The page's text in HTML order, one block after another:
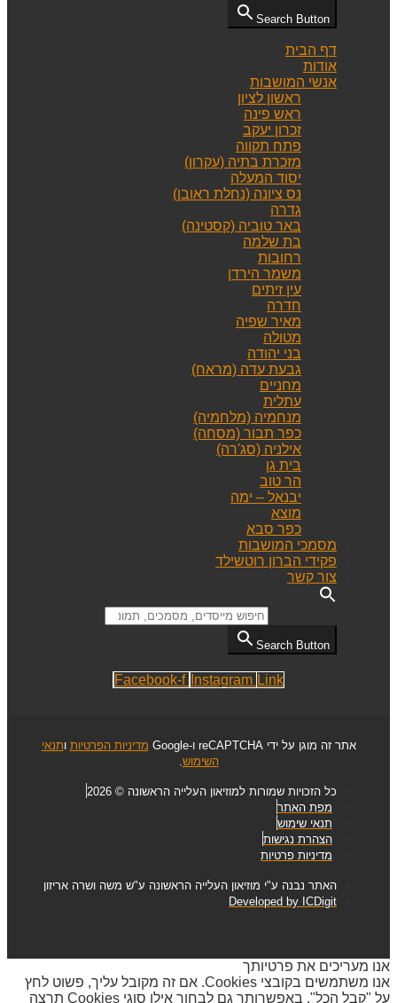
Search Button
דף הבית
אודות
אנשי המושבות
ראשון לציון
ראש פינה
זכרון יעקב
פתח תקווה
מזכרת בתיה (עקרון)
יסוד המעלה
נס ציונה (נחלת ראובן)
גדרה
באר טוביה (קסטינה)
בת שלמה
רחובות
משמר הירדן
עין זיתים
חדרה
מאיר שפיה
מטולה
בני יהודה
גבעת עדה (מראח)
מחניים
עתלית
מנחמיה (מלחמיה)
כפר תבור (מסחה)
אילניה (סג'רה)
בית גן
הר טוב
יבנאל – ימה
מוצא
כפר סבא
מסמכי המושבות
פקידי הברון רוטשילד
צור קשר
Search Button
Facebook-f Instagram Link
אתר זה מוגן על ידי reCAPTCHA ו-Google מדיניות הפרטיות ותנאי
השימוש
כל הזכויות שמורות למוזיאון העלייה הראשונה © 2026
מפת האתר
תנאי שימוש
הצהרת נגישות
מדיניות פרטיות
האתר נבנה ע"י מוזיאון העלייה הראשונה ע"ש משה ושרה אריזון
Developed by ICDigit
אנו מעריכים את פרטיותך
אנו משתמשים בקובצי Cookies. אם זה מקובל עליך, פשוט לחץ
על "קבל הכל". באפשרותך גם לבחור אילו סוגי Cookies תרצה